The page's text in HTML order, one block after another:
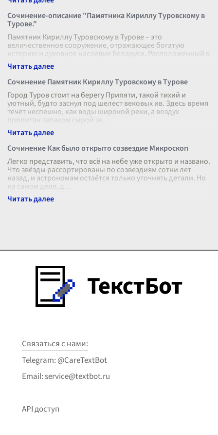
Сочинение-описание "Памятника Кириллу Туровскому в
Турове."
Памятник Кириллу Туровскому в Турове – это
величественное сооружение, отражающее богатую
историю и духовное наследие Беларуси. Расположенный в
живописном углу Турова, памятник прев
Сочинение Памятник Кириллу Туровскому в Турове
Город Туров стоит на берегу Припяти, такой тихий и
уютный, будто заснул под шелест вековых ив. Здесь время
течёт неспешно, как воды широкой реки, а воздух
пропитан запахом сырой зе
Сочинение Как было открыто созвездие Микроскоп
Легко представить, что всё на небе уже открыто и названо.
Что звёзды рассортированы по созвездиям сотни лет
назад, и астрономам остаётся только уточнять детали. Но
на самом деле, д
Связаться с нами:
Telegram: @CareTextBot
Email: service@textbot.ru
API доступ